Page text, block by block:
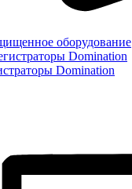
оборудование
Domination